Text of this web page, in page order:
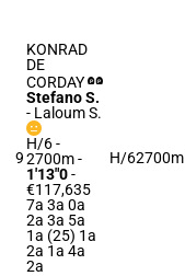
9
KONRAD
DE
CORDAY
Stefano S.
- Laloum S.
H/6 -
2700m-
1'13"0-
€117,635
7a 3a 0a
2a 3a 5a
1a (25) 1a
2a 1a 4a
2a
H/62700m